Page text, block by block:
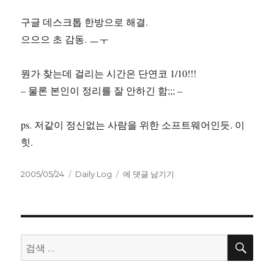
구글 데스크톱 한방으로 해결.
으으으 초 감동. ㅡㅜ
뭔가 찾는데 걸리는 시간은 단연코 1/10!!!
– 물론 본인이 정리를 잘 안하긴 함;;; –
ps. 저같이 정신없는 사람을 위한 소프트웨어인듯. 이
힛.
작
2005/05/24
카
Daily Log
구
톱.
에 댓글 남기기
검
색:
검